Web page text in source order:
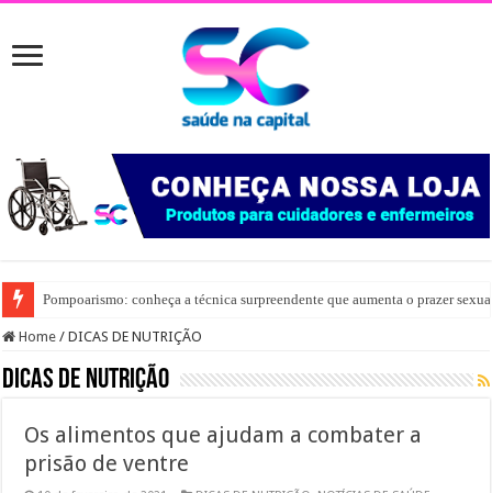
Pompoarismo: conheça a técnica surpreendente que aumenta o prazer
Home / DICAS DE NUTRIÇÃO
DICAS DE NUTRIÇÃO
Os alimentos que ajudam a combater a
prisão de ventre